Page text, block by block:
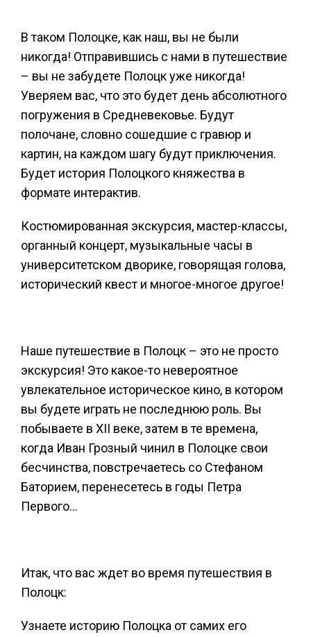
В таком Полоцке, как наш, вы не были
никогда! Отправившись с нами в путешествие
– вы не забудете Полоцк уже никогда!
Уверяем вас, что это будет день абсолютного
погружения в Средневековье. Будут
полочане, словно сошедшие с гравюр и
картин, на каждом шагу будут приключения.
Будет история Полоцкого княжества в
формате интерактив.
Костюмированная экскурсия, мастер-классы,
органный концерт, музыкальные часы в
университетском дворике, говорящая голова,
исторический квест и многое-многое другое!
Наше путешествие в Полоцк – это не просто
экскурсия! Это какое-то невероятное
увлекательное историческое кино, в котором
вы будете играть не последнюю роль. Вы
побываете в XII веке, затем в те времена,
когда Иван Грозный чинил в Полоцке свои
бесчинства, повстречаетесь со Стефаном
Баторием, перенесетесь в годы Петра
Первого…
Итак, что вас ждет во время путешествия в
Полоцк:
Узнаете историю Полоцка от самих его